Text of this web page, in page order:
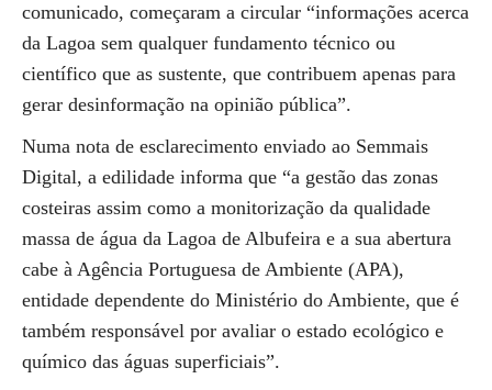
comunicado, começaram a circular “informações acerca
da Lagoa sem qualquer fundamento técnico ou
científico que as sustente, que contribuem apenas para
gerar desinformação na opinião pública”.
Numa nota de esclarecimento enviado ao Semmais
Digital, a edilidade informa que “a gestão das zonas
costeiras assim como a monitorização da qualidade
massa de água da Lagoa de Albufeira e a sua abertura
cabe à Agência Portuguesa de Ambiente (APA),
entidade dependente do Ministério do Ambiente, que é
também responsável por avaliar o estado ecológico e
químico das águas superficiais”.